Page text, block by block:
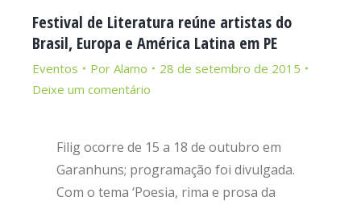
Festival de Literatura reúne artistas do
Brasil, Europa e América Latina em PE
Eventos Por Alamo
28 de setembro de 2015
Deixe um comentário
Filig ocorre de 15 a 18 de outubro em
Garanhuns; programação foi divulgada.
Com o tema ‘Poesia, rima e prosa da